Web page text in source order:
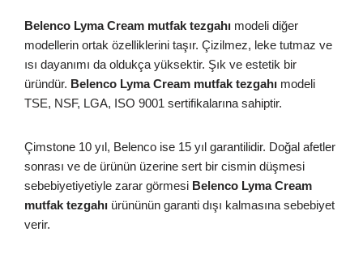
Belenco Lyma Cream mutfak tezgahı modeli diğer
modellerin ortak özelliklerini taşır. Çizilmez, leke tutmaz ve
ısı dayanımı da oldukça yüksektir. Şık ve estetik bir
üründür. Belenco Lyma Cream mutfak tezgahı modeli
TSE, NSF, LGA, ISO 9001 sertifikalarına sahiptir.
Çimstone 10 yıl, Belenco ise 15 yıl garantilidir. Doğal afetler
sonrası ve de ürünün üzerine sert bir cismin düşmesi
sebebiyetiyetiyle zarar görmesi Belenco Lyma Cream
mutfak tezgahı ürününün garanti dışı kalmasına sebebiyet
verir.